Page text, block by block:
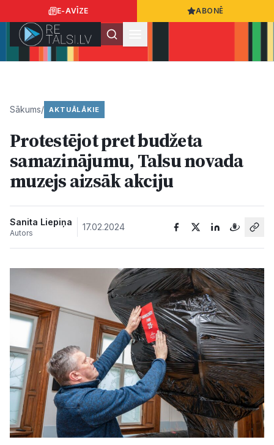
E-AVĪZE ABONĒ
Ziņas
Sabiedrība
Kultūra
Bizness
Video
Vieta
Sākums/ AKTUĀLĀKIE
Protestējot pret budžeta
samazinājumu, Talsu novada
muzejs aizsāk akciju
Sanita Liepiņa
Autors
17.02.2024